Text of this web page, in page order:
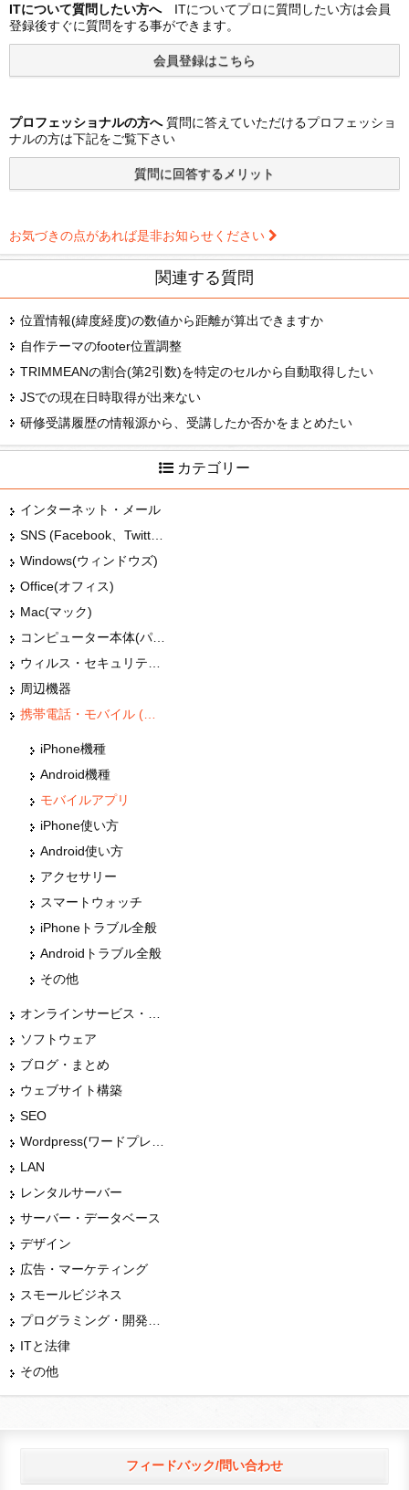
ITについて質問したい方へITについてプロに質問したい方は会員
登録後すぐに質問をする事ができます。
プロフェッショナルの方へ質問に答えていただけるプロフェッショ
ナルの方は下記をご覧下さい
お気づきの点があれば是非お知らせください
関連する質問
位置情報(緯度経度)の数値から距離が算出できますか
自作テーマのfooter位置調整
TRIMMEANの割合(第2引数)を特定のセルから自動取得したい
JSでの現在日時取得が出来ない
研修受講履歴の情報源から、受講したか否かをまとめたい
カテゴリー
インターネット・メール
Windows(ウィンドウズ)
Office(オフィス)
Mac(マック)
周辺機器
iPhone機種
Android機種
モバイルアプリ
iPhone使い方
Android使い方
アクセサリー
スマートウォッチ
iPhoneトラブル全般
Androidトラブル全般
その他
ソフトウェア
ブログ・まとめ
ウェブサイト構築
SEO
LAN
レンタルサーバー
サーバー・データベース
デザイン
広告・マーケティング
スモールビジネス
ITと法律
その他
フィードバック/問い合わせ